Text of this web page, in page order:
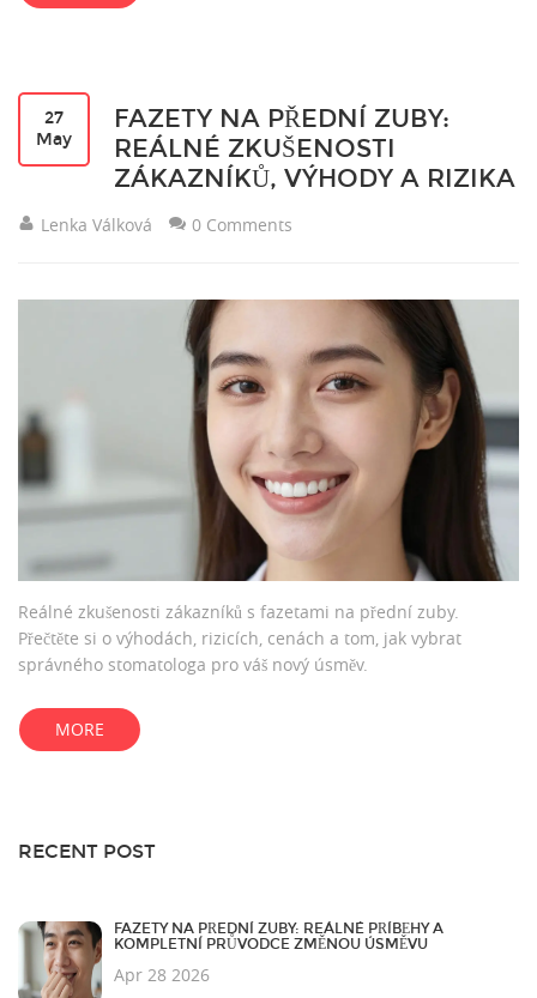
27
May
FAZETY NA PŘEDNÍ ZUBY:
REÁLNÉ ZKUŠENOSTI
ZÁKAZNÍKŮ, VÝHODY A RIZIKA
Lenka Válková 0 Comments
Reálné zkušenosti zákazníků s fazetami na přední zuby.
Přečtěte si o výhodách, rizicích, cenách a tom, jak vybrat
správného stomatologa pro váš nový úsměv.
MORE
RECENT POST
FAZETY NA PŘEDNÍ ZUBY: REÁLNÉ PŘÍBĚHY A
KOMPLETNÍ PRŮVODCE ZMĚNOU ÚSMĚVU
Apr 28 2026